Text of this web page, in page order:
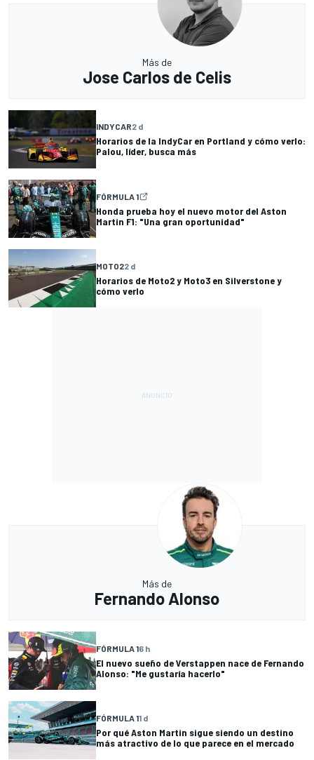
Más de
Jose Carlos de Celis
INDYCAR2 d
Horarios de la IndyCar en Portland y cómo verlo:
Palou, líder, busca más
FÓRMULA 1
Honda prueba hoy el nuevo motor del Aston
Martin F1: "Una gran oportunidad"
MOTO22 d
Horarios de Moto2 y Moto3 en Silverstone y
cómo verlo
Más de
Fernando Alonso
FÓRMULA 16 h
El nuevo sueño de Verstappen nace de Fernando
Alonso: "Me gustaría hacerlo"
FÓRMULA 11 d
Por qué Aston Martin sigue siendo un destino
más atractivo de lo que parece en el mercado